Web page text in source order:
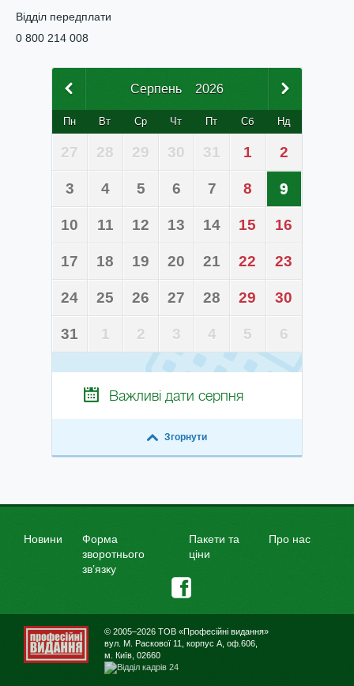
Відділ передплати
0 800 214 008
Серпень 2026
Пн Вт Ср Чт Пт Сб Нд
27 28 29 30 31 1 2
3 4 5 6 7 8 9
10 11 12 13 14 15 16
17 18 19 20 21 22 23
24 25 26 27 28 29 30
31 1 2 3 4 5 6
Важливі дати серпня
Згорнути
Новини
Форма
зворотнього
зв’язку
Пакети та
ціни
Про нас
© 2005–2026 ТОВ «Професійні видання»
вул. М. Раскової 11, корпус А, оф.606,
м. Київ, 02660